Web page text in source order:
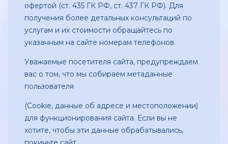
офертой (ст. 435 ГК РФ, ст. 437 ГК РФ). Для
получения более детальных консультаций по
услугам и их стоимости обращайтесь по
указанным на сайте номерам телефонов.
Уважаемые посетителя сайта, предупреждаем
вас о том, что мы собираем метаданные
пользователя
(Сookie, данные об адресе и местоположении)
для функционирования сайта. Если вы не
хотите, чтобы эти данные обрабатывались,